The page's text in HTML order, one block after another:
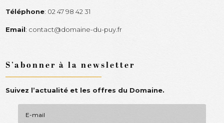
Téléphone: 02 47 98 42 31
Email: contact@domaine-du-puy.fr
S’abonner à la newsletter
Suivez l’actualité et les offres du Domaine.